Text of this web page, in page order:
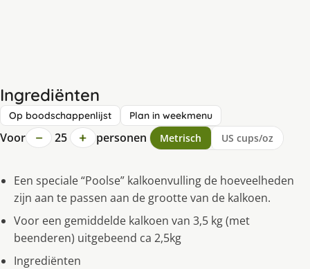
Ingrediënten
Op boodschappenlijst Plan in weekmenu
Voor − 25 + personen Metrisch US cups/oz
Een speciale “Poolse” kalkoenvulling de hoeveelheden
zijn aan te passen aan de grootte van de kalkoen.
Voor een gemiddelde kalkoen van 3,5 kg (met
beenderen) uitgebeend ca 2,5kg
Ingrediënten